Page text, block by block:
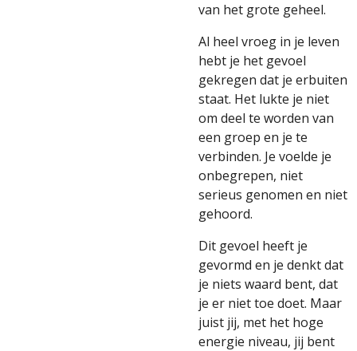
van het grote geheel.
Al heel vroeg in je leven
hebt je het gevoel
gekregen dat je erbuiten
staat. Het lukte je niet
om deel te worden van
een groep en je te
verbinden. Je voelde je
onbegrepen, niet
serieus genomen en niet
gehoord.
Dit gevoel heeft je
gevormd en je denkt dat
je niets waard bent, dat
je er niet toe doet. Maar
juist jij, met het hoge
energie niveau, jij bent